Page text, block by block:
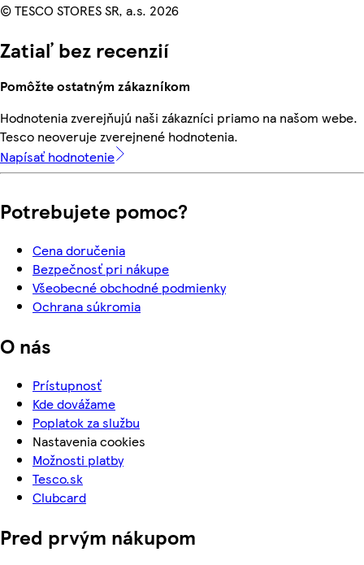
© TESCO STORES SR, a.s. 2026
Zatiaľ bez recenzií
Pomôžte ostatným zákazníkom
Hodnotenia zverejňujú naši zákazníci priamo na našom webe.
Tesco neoveruje zverejnené hodnotenia.
Napísať hodnotenie
Potrebujete pomoc?
Cena doručenia
Bezpečnosť pri nákupe
Všeobecné obchodné podmienky
Ochrana súkromia
O nás
Prístupnosť
Kde dovážame
Poplatok za službu
Nastavenia cookies
Možnosti platby
Tesco.sk
Clubcard
Pred prvým nákupom